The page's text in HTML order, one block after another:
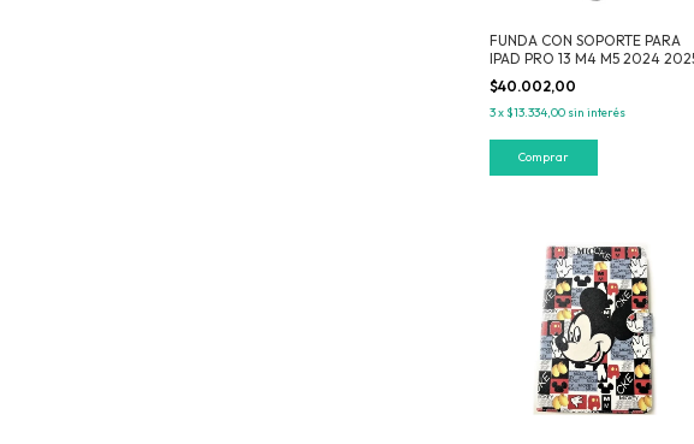
FUNDA CON SOPORTE PARA
IPAD PRO 13 M4 M5 2024
$40.002,00
3x$13.334,00 sin interés